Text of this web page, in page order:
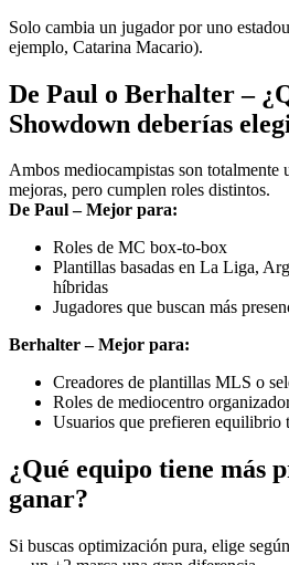
Solo cambia un jugador por uno
ejemplo, Catarina Macario).
De Paul o Berhalter –
Showdown deberías
Ambos mediocampistas son totalmente
mejoras, pero cumplen roles distintos.
De Paul – Mejor para:
Roles de MC box-to-box
Plantillas basadas en La Liga,
híbridas
Jugadores que buscan más
Berhalter – Mejor para:
Creadores de plantillas MLS o
Roles de mediocentro
Usuarios que prefieren equilibrio
¿Qué equipo tiene más
ganar?
Si buscas optimización pura, elige